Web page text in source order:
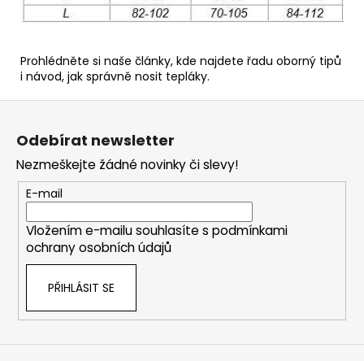
Prohlédněte si naše články, kde najdete řadu oborný tipů
i návod, jak správně nosit tepláky.
Z
Odebírat newsletter
Nezmeškejte žádné novinky či slevy!
E-mail
Vložením e-mailu souhlasíte s podmínkami
ochrany osobních údajů
PŘIHLÁSIT SE